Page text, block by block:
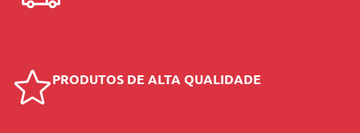
PRODUTOS DE ALTA QUALIDADE